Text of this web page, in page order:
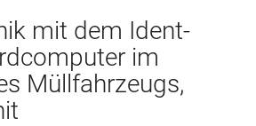
mit dem Ident-
im
Müllfahrzeugs,